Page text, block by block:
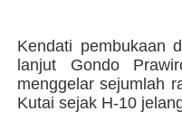
Kendati pembukaan
lanjut Gondo
menggelar sejumlah
Kutai sejak H-10